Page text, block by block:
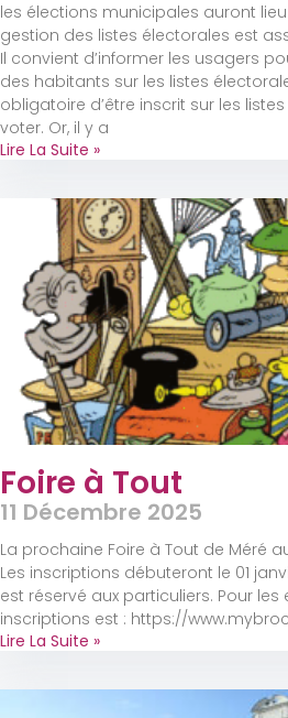
les élections municipales auront lieu
gestion des listes électorales est
Il convient d’informer les usagers
des habitants sur les listes
obligatoire d’être inscrit sur les
voter. Or, il y a
Lire La Suite »
Foire à Tout
11 Décembre 2025
La prochaine Foire à Tout de Méré
Les inscriptions débuteront le 01
est réservé aux particuliers. Pour les
inscriptions est : https://
Lire La Suite »